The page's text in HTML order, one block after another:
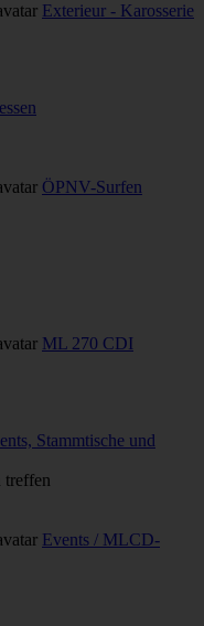
Exterieur - Karosserie
ÖPNV-Surfen
ML 270 CDI
Stammtische und
Events / MLCD-